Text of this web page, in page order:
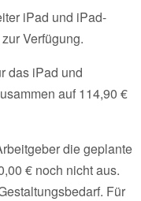
iPad und iPad-
Verfügung.
das iPad und
auf 114,90 €
die geplante
€ noch nicht aus.
Für